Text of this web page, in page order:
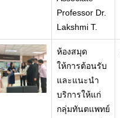
Professor Dr.
Lakshmi T.
ห้องสมุด
ให้การต้อนรับ
และแนะนำ
บริการให้แก่
กลุ่มทันตแพทย์